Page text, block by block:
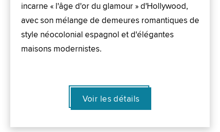
incarne « l'âge d'or du glamour » d'Hollywood,
avec son mélange de demeures romantiques de
style néocolonial espagnol et d'élégantes
maisons modernistes.
Voir les détails